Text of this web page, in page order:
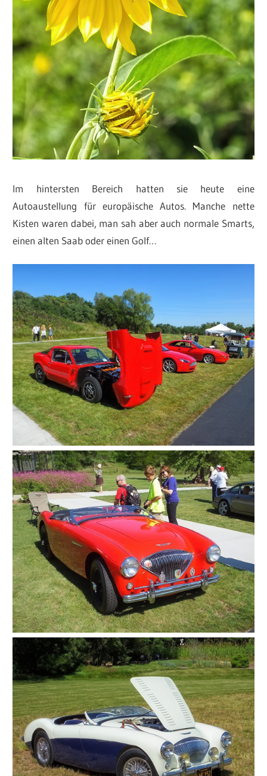
Im hintersten Bereich hatten sie heute eine
Autoaustellung für europäische Autos. Manche nette
Kisten waren dabei, man sah aber auch normale Smarts,
einen alten Saab oder einen Golf…